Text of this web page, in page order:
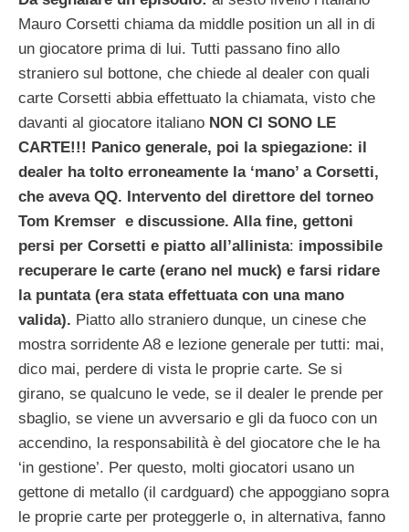
Mauro Corsetti chiama da middle position un all in di
un giocatore prima di lui. Tutti passano fino allo
straniero sul bottone, che chiede al dealer con quali
carte Corsetti abbia effettuato la chiamata, visto che
davanti al giocatore italiano NON CI SONO LE
CARTE!!! Panico generale, poi la spiegazione: il
dealer ha tolto erroneamente la ‘mano’ a Corsetti,
che aveva QQ. Intervento del direttore del torneo
Tom Kremser e discussione. Alla fine, gettoni
persi per Corsetti e piatto all’allinista: impossibile
recuperare le carte (erano nel muck) e farsi ridare
la puntata (era stata effettuata con una mano
valida). Piatto allo straniero dunque, un cinese che
mostra sorridente A8 e lezione generale per tutti: mai,
dico mai, perdere di vista le proprie carte. Se si
girano, se qualcuno le vede, se il dealer le prende per
sbaglio, se viene un avversario e gli da fuoco con un
accendino, la responsabilità è del giocatore che le ha
‘in gestione’. Per questo, molti giocatori usano un
gettone di metallo (il cardguard) che appoggiano sopra
le proprie carte per proteggerle o, in alternativa, fanno